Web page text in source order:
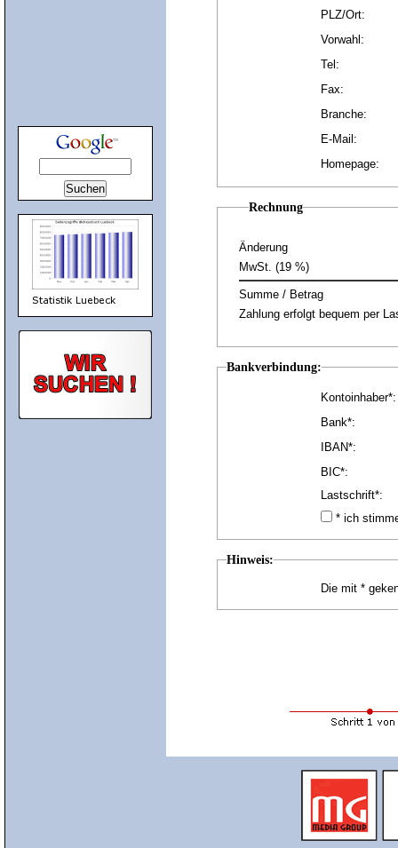
PLZ/Ort:
Vorwahl:
Tel:
Fax:
Branche:
E-Mail:
Homepage:
Rechnung
Änderung
MwSt. (19 %)
Summe / Betrag
Zahlung erfolgt bequem per
Bankverbindung:
Kontoinhaber*:
Bank*:
IBAN*:
BIC*:
Lastschrift*:
* ich
Hinweis:
Die mit *